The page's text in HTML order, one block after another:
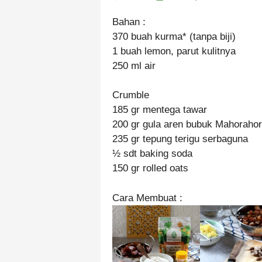
Bahan :
370 buah kurma* (tanpa biji)
1 buah lemon, parut kulitnya
250 ml air
Crumble
185 gr mentega tawar
200 gr gula aren bubuk
235 gr tepung terigu serbaguna
½ sdt baking soda
150 gr rolled oats
Cara Membuat :